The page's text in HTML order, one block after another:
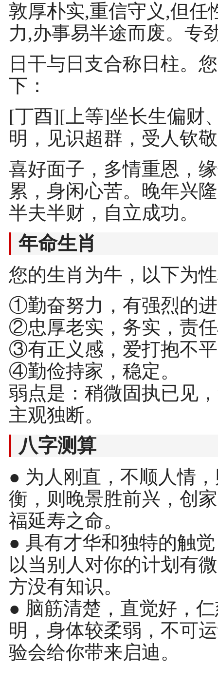
敦厚朴实,重信守义,但任
力,办事易半途而废。专
日干与日支合称日柱。
下：
[丁酉][上等]坐长生偏财
明，见识超群，受人钦
喜好面子，多情重恩，
累，身闲心苦。晚年兴
半夫半财，自立成功。
年命生肖
您的生肖为牛，以下为
①勤奋努力，有强烈的
②忠厚老实，务实，责
③有正义感，爱打抱不
④勤俭持家，稳定。
弱点是：稍微固执已见
主观独断。
八字测算
● 为人刚直，不顺人情
衡，则晚景胜前兴，创
福延寿之命。
● 具有才华和独特的触
以当别人对你的计划有
方没有知识。
● 脑筋清楚，直觉好，
明，身体较柔弱，不可
验会给你带来启迪。